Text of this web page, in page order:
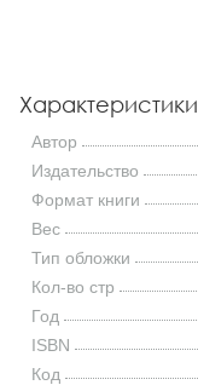
Характеристики
Автор
Издательство
Формат книги
Вес
Тип обложки
Кол-во стр
Год
ISBN
Код